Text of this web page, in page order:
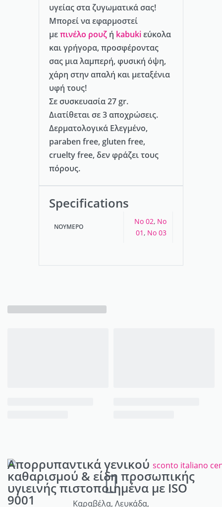
υγείας στα ζυγωματικά σας!
Μπορεί να εφαρμοστεί
μεπινέλο ρουζ ή kabukiεύκολα
και γρήγορα, προσφέροντας
σας μια λαμπερή, φυσική όψη,
χάρη στην απαλή και μεταξένια
υφή τους!
Σε συσκευασία 27 gr.
Διατίθεται σε 3 αποχρώσεις.
Δερματολογικά Ελεγμένο,
paraben free, gluten free,
cruelty free, δεν φράζει τους
πόρους.
Specifications
ΝΟΎΜΕΡΟ
No 02, No
01, No 03
Απορρυπαντικά γενικού
καθαρισμού & είδη προσωπικής
υγιεινής πιστοποιημένα με ISO
9001 Καραβέλα, Λευκάδα,